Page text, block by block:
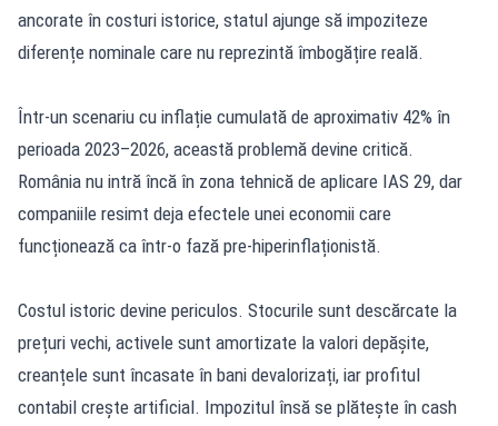
ancorate în costuri istorice, statul ajunge să impoziteze
diferențe nominale care nu reprezintă îmbogățire reală.
Într-un scenariu cu inflație cumulată de aproximativ 42% în
perioada 2023–2026, această problemă devine critică.
România nu intră încă în zona tehnică de aplicare IAS 29, dar
companiile resimt deja efectele unei economii care
funcționează ca într-o fază pre-hiperinflaționistă.
Costul istoric devine periculos. Stocurile sunt descărcate la
prețuri vechi, activele sunt amortizate la valori depășite,
creanțele sunt încasate în bani devalorizați, iar profitul
contabil crește artificial. Impozitul însă se plătește în cash